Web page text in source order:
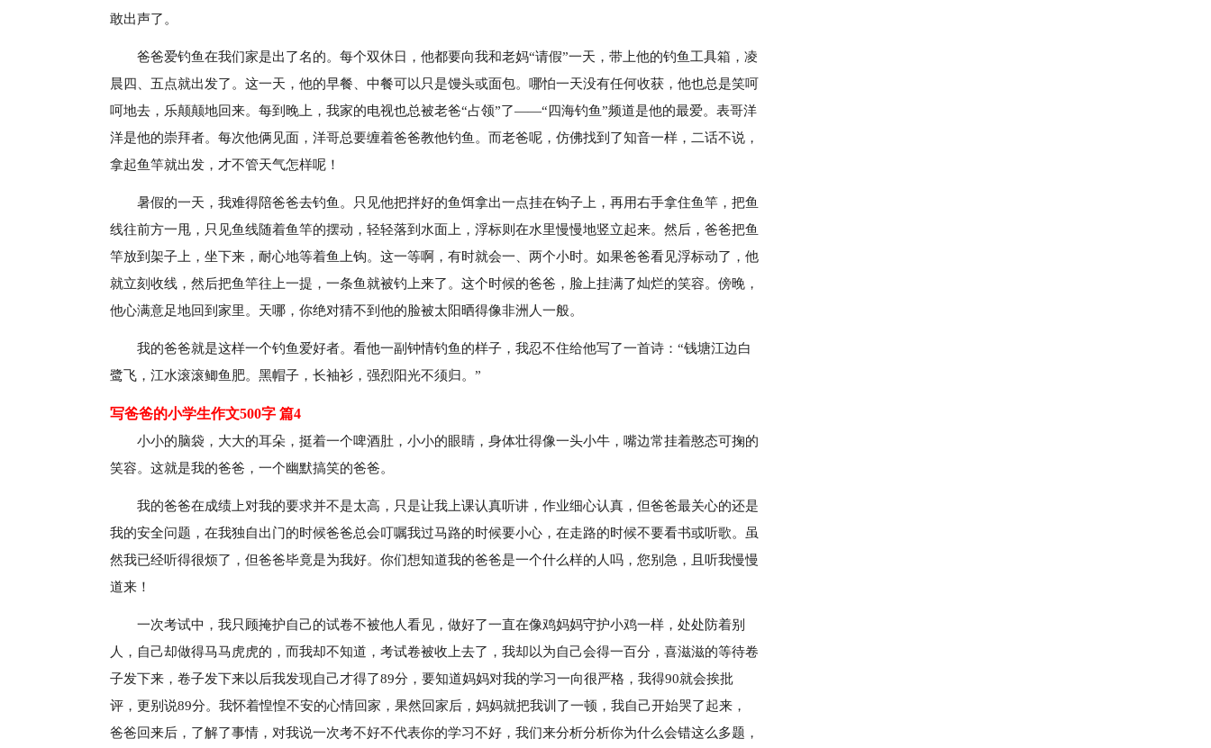
敢出声了。
爸爸爱钓鱼在我们家是出了名的。每个双休日，他都要向我和老妈“请假”一天，带上他的钓鱼工具箱，凌
晨四、五点就出发了。这一天，他的早餐、中餐可以只是馒头或面包。哪怕一天没有任何收获，他也总是笑呵
呵地去，乐颠颠地回来。每到晚上，我家的电视也总被老爸“占领”了——“四海钓鱼”频道是他的最爱。表哥洋
洋是他的崇拜者。每次他俩见面，洋哥总要缠着爸爸教他钓鱼。而老爸呢，仿佛找到了知音一样，二话不说，
拿起鱼竿就出发，才不管天气怎样呢！
暑假的一天，我难得陪爸爸去钓鱼。只见他把拌好的鱼饵拿出一点挂在钩子上，再用右手拿住鱼竿，把鱼
线往前方一甩，只见鱼线随着鱼竿的摆动，轻轻落到水面上，浮标则在水里慢慢地竖立起来。然后，爸爸把鱼
竿放到架子上，坐下来，耐心地等着鱼上钩。这一等啊，有时就会一、两个小时。如果爸爸看见浮标动了，他
就立刻收线，然后把鱼竿往上一提，一条鱼就被钓上来了。这个时候的爸爸，脸上挂满了灿烂的笑容。傍晚，
他心满意足地回到家里。天哪，你绝对猜不到他的脸被太阳晒得像非洲人一般。
我的爸爸就是这样一个钓鱼爱好者。看他一副钟情钓鱼的样子，我忍不住给他写了一首诗：“钱塘江边白
鹭飞，江水滚滚鲫鱼肥。黑帽子，长袖衫，强烈阳光不须归。”
写爸爸的小学生作文500字 篇4
小小的脑袋，大大的耳朵，挺着一个啤酒肚，小小的眼睛，身体壮得像一头小牛，嘴边常挂着憨态可掬的
笑容。这就是我的爸爸，一个幽默搞笑的爸爸。
我的爸爸在成绩上对我的要求并不是太高，只是让我上课认真听讲，作业细心认真，但爸爸最关心的还是
我的安全问题，在我独自出门的时候爸爸总会叮嘱我过马路的时候要小心，在走路的时候不要看书或听歌。虽
然我已经听得很烦了，但爸爸毕竟是为我好。你们想知道我的爸爸是一个什么样的人吗，您别急，且听我慢慢
道来！
一次考试中，我只顾掩护自己的试卷不被他人看见，做好了一直在像鸡妈妈守护小鸡一样，处处防着别
人，自己却做得马马虎虎的，而我却不知道，考试卷被收上去了，我却以为自己会得一百分，喜滋滋的等待卷
子发下来，卷子发下来以后我发现自己才得了89分，要知道妈妈对我的学习一向很严格，我得90就会挨批
评，更别说89分。我怀着惶惶不安的心情回家，果然回家后，妈妈就把我训了一顿，我自己开始哭了起来，
爸爸回来后，了解了事情，对我说一次考不好不代表你的学习不好，我们来分析分析你为什么会错这么多题，